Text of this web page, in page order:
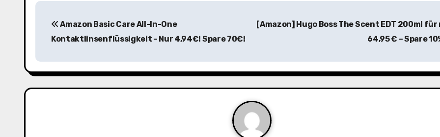
B
t
r
Amazon Basic Care All-In-One
Kontaktlinsenflüssigkeit – Nur 4,94€! Spare 70€!
[Amazon] Hugo Boss The Scent EDT 200ml für
64,95 € – Spare